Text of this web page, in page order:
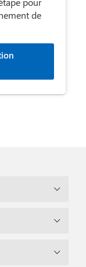
de